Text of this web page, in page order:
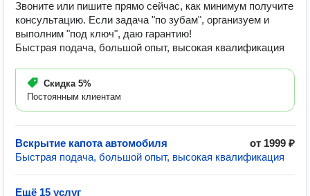
Звоните или пишите прямо сейчас, как минимум получите
консультацию. Если задача "по зубам", организуем и
выполним "под ключ", даю гарантию!
Быстрая подача, большой опыт, высокая квалификация
Скидка 5%
Постоянным клиентам
Вскрытие капота автомобиля
от 1999 ₽
Быстрая подача, большой опыт, высокая квалификация
Ещё 15 услуг